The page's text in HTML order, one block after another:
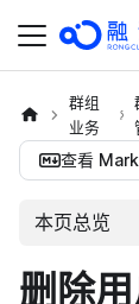
群组
业务
查看
本页总览
删除